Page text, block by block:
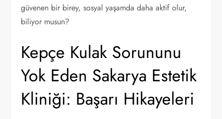
güvenen bir birey, sosyal yaşamda daha aktif olur,
biliyor musun?
Kepçe Kulak Sorununu
Yok Eden Sakarya Estetik
Kliniği: Başarı Hikayeleri